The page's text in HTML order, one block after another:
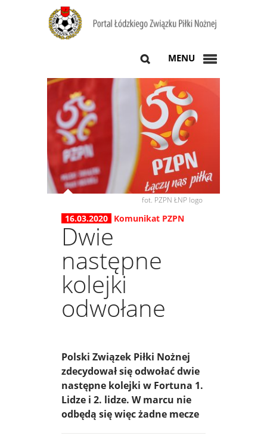
MENU
fot. PZPN ŁNP logo
16.03.2020 Komunikat PZPN
Dwie
następne
kolejki
odwołane
Polski Związek Piłki Nożnej
zdecydował się odwołać dwie
następne kolejki w Fortuna 1.
Lidze i 2. lidze. W marcu nie
odbędą się więc żadne mecze